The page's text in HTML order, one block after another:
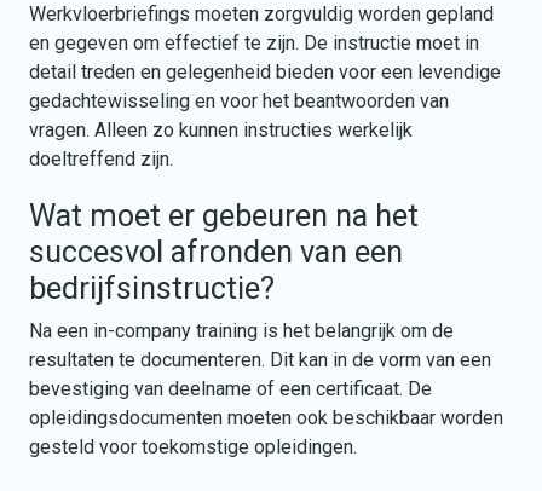
Werkvloerbriefings moeten zorgvuldig worden gepland
en gegeven om effectief te zijn. De instructie moet in
detail treden en gelegenheid bieden voor een levendige
gedachtewisseling en voor het beantwoorden van
vragen. Alleen zo kunnen instructies werkelijk
doeltreffend zijn.
Wat moet er gebeuren na het
succesvol afronden van een
bedrijfsinstructie?
Na een in-company training is het belangrijk om de
resultaten te documenteren. Dit kan in de vorm van een
bevestiging van deelname of een certificaat. De
opleidingsdocumenten moeten ook beschikbaar worden
gesteld voor toekomstige opleidingen.